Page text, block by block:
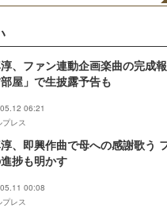
、ファン連動企画楽曲の完成
屋」で生披露予告も
06:21
レス
、即興作曲で母への感謝歌う
捗も明かす
00:08
レス